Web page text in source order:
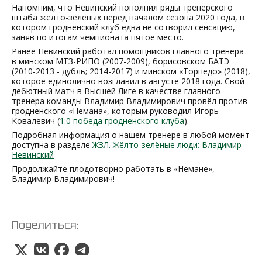
Напомним, что Невинский пополнил ряды тренерского
штаба жёлто-зелёных перед началом сезона 2020 года, в
котором гродненский клуб едва не сотворил сенсацию,
заняв по итогам чемпионата пятое место.
Ранее Невинский работал помощников главного тренера
в минском МТЗ-РИПО (2007-2009), борисовском БАТЭ
(2010-2013 - дубль; 2014-2017) и минском «Торпедо» (2018),
которое единолично возглавил в августе 2018 года. Свой
дебютный матч в Высшей Лиге в качестве главного
тренера команды Владимир Владимирович провёл против
гродненского «Немана», которым руководил Игорь
Ковалевич (1:0 победа гродненского клуба).
Подробная информация о нашем тренере в любой момент
доступна в разделеЖЗЛ. Жёлто-зелёные люди: Владимир
Невинский
Продолжайте плодотворно работать в «Немане»,
Владимир Владимирович!
Поделиться: